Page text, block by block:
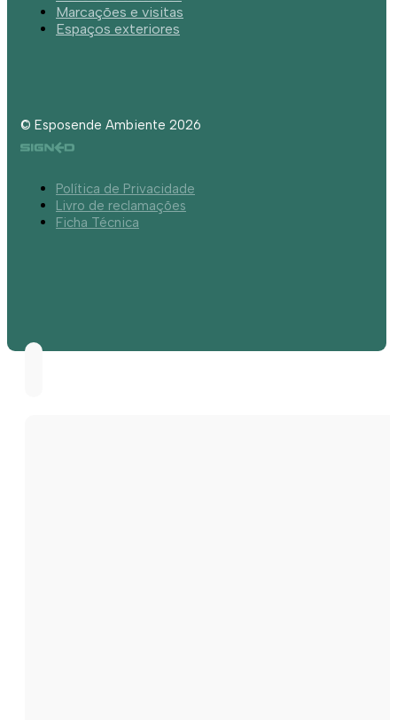
Marcações e visitas
Espaços exteriores
© Esposende Ambiente 2026
Política de Privacidade
Livro de reclamações
Ficha Técnica